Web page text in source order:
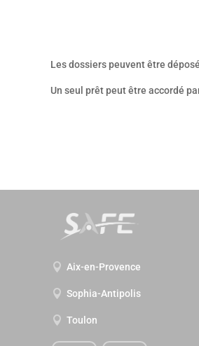
Les dossiers peuvent être
Un seul prêt peut être accordé
 Aix-en-Provence
 Sophia-Antipolis
 Toulon